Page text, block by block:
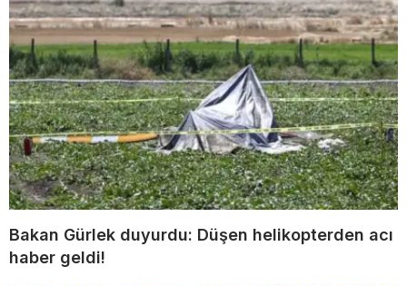
Bakan Gürlek duyurdu: Düşen helikopterden acı
haber geldi!